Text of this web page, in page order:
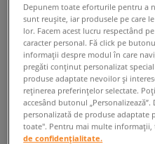
ÎNAPOI
◾️ Sunt0produse din categoria
Vans Crosspath◾️
Depunem toate eforturile pentru a
sunt reușite, iar produsele pe care
lor. Facem acest lucru respectând
caracter personal. Fă click pe
informații despre modul în care
pregăti conținut personalizat
produse adaptate nevoilor și
reținerea preferințelor selectate.
accesând butonul
personalizată de produse adaptate
toate". Pentru mai multe informații,
de confidențialitate.